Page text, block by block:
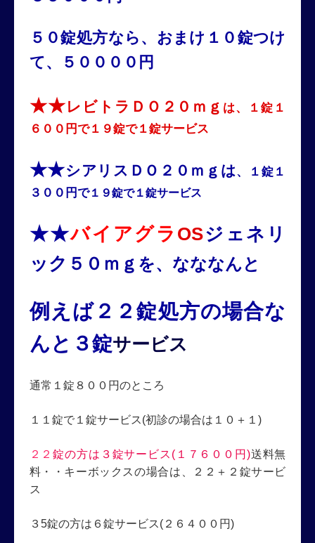
５０錠処方なら、おまけ１０ 錠つけ
て、５００００円
★★レビトラＤＯ２０ｍｇ は、１錠１
６００円で１９錠で１錠サービス
★★シアリスＤＯ２０ｍｇは、１錠１
３００円で１９錠で１錠サービス
★★バイアグラ OSジェネリ
ック ５０ｍｇ を、なななんと
例えば２２錠処方の場合な
んと３錠サービス
通常１錠８００円のところ
１１錠で１錠サービス(初診の場合は１０＋１)
２２錠の方は３錠サービス(１７６００円)送料無
料・・キーボックスの場合は、２２＋２錠サービ
ス
３5錠の方は６錠サービス(２６４００円)